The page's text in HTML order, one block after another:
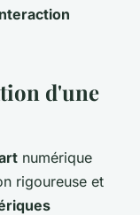
d'une
numérique
rigoureuse et